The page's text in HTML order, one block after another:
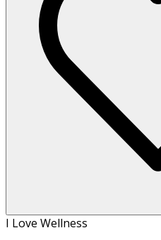
I Love Wellness